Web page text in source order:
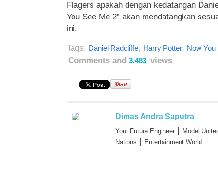
Flagers apakah dengan kedatangan
You See Me 2” akan mendatangkan
ini.
Tags: Daniel Radcliffe, Harry Potter, Now You
Comments and 3,483 views
Dimas Andra Saputra
Your Future Engineer │ Model
Nations │ Entertainment World